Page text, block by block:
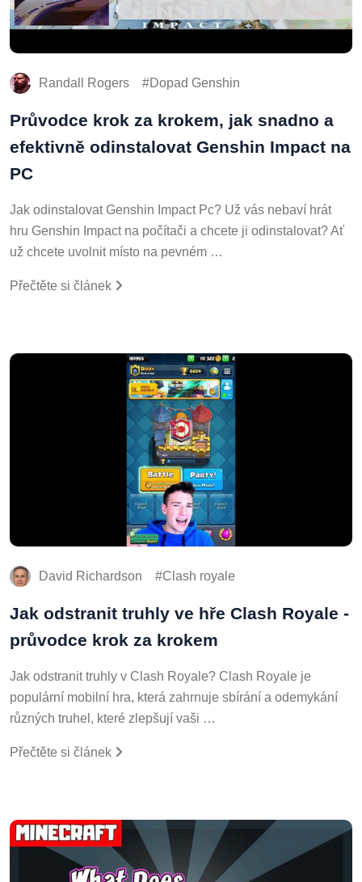
Randall Rogers Dopad Genshin
Průvodce krok za krokem, jak snadno a
efektivně odinstalovat Genshin Impact na
PC
Jak odinstalovat Genshin Impact Pc? Už vás nebaví hrát
hru Genshin Impact na počítači a chcete ji odinstalovat? Ať
už chcete uvolnit místo na pevném …
Přečtěte si článek
David Richardson Clash royale
Jak odstranit truhly ve hře Clash Royale -
průvodce krok za krokem
Jak odstranit truhly v Clash Royale? Clash Royale je
populární mobilní hra, která zahrnuje sbírání a odemykání
různých truhel, které zlepšují vaši …
Přečtěte si článek